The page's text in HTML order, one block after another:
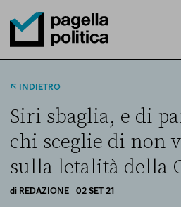
Pagella Politica Logo
INDIETRO
Siri sbaglia, e di
chi sceglie di non
sulla letalità della
di REDAZIONE | 02 SET 21